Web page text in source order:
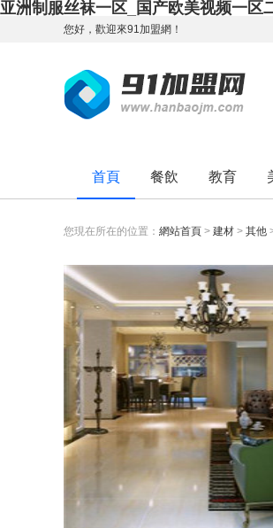
亚洲制服丝袜一区_国产欧美视频一区
您好，歡迎來91加盟網！
首頁 餐飲 教育
您現在所在的位置： 網站首頁 > 建材 > 其他